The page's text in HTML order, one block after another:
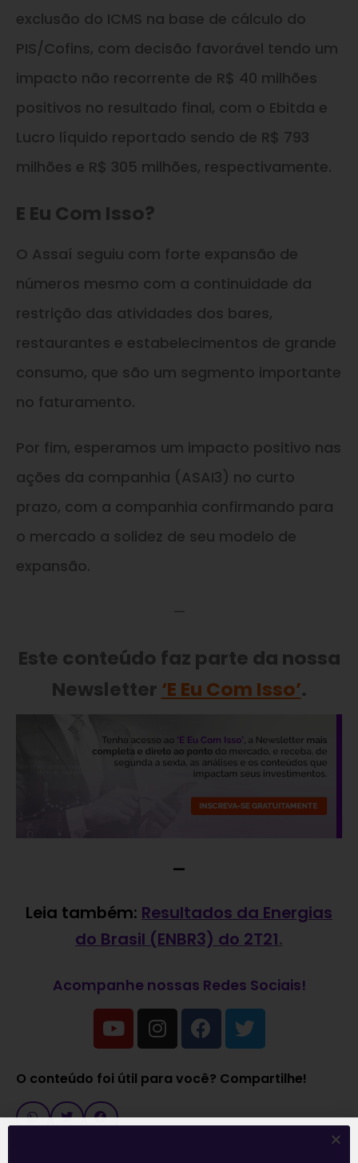
exclusão do ICMS na base de cálculo do
PIS/Cofins, com decisão favorável tendo um
impacto não recorrente de R$ 40 milhões
positivos no resultado final, com o Ebitda e
Lucro líquido reportado sendo de R$ 793
milhões e R$ 305 milhões, respectivamente.
E Eu Com Isso?
O Assaí seguiu com forte expansão de
números mesmo com a continuidade da
restrição das atividades dos bares,
restaurantes e estabelecimentos de grande
consumo, que são um segmento importante
no faturamento.
Por fim, esperamos um impacto positivo nas
ações da companhia (ASAI3) no curto
prazo, com a companhia confirmando para
o mercado a solidez de seu modelo de
expansão.
—
Este conteúdo faz parte da nossa
Newsletter ‘E Eu Com Isso’.
—
Leia também: Resultados da Energias
do Brasil (ENBR3) do 2T21.
Acompanhe nossas Redes Sociais!
O conteúdo foi útil para você? Compartilhe!